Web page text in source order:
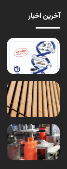
آخرین اخبار